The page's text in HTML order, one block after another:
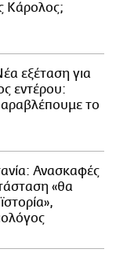
Κάρολος;
εξέταση για
εντέρου:
το
Ανασκαφές
«θα